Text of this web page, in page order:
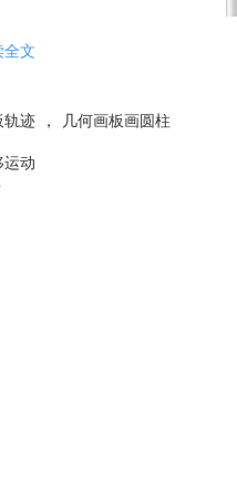
任意绘制一个点C。选择圆心和
拉选项选择“平移”命令，在弹
击“平移”按钮。
全文
轨迹 ， 几何画板画圆柱
运动